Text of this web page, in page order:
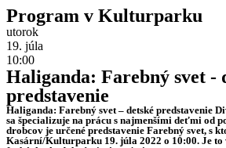
Program v Kulturparku
utorok
19. júla
10:00
Haliganda: Farebný svet -
predstavenie
Haliganda: Farebný svet – detské predstavenie
sa špecializuje na prácu s najmenšími deťmi od
drobcov je určené predstavenie Farebný svet, s
Kasární/Kulturparku 19. júla 2022 o 10:00. Je to